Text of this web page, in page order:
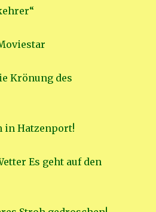
Krönung des
in Hatzenport!
Es geht auf den